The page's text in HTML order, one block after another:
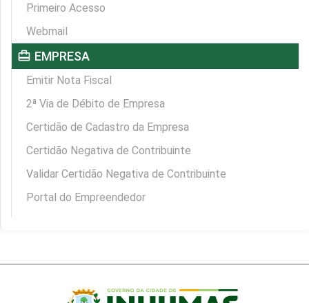
Primeiro Acesso
Webmail
card_travel EMPRESA
Emitir Nota Fiscal
2ª Via de Débito de Empresa
Certidão de Cadastro da Empresa
Certidão Negativa de Contribuinte
Validar Certidão Negativa de Contribuinte
Portal do Empreendedor